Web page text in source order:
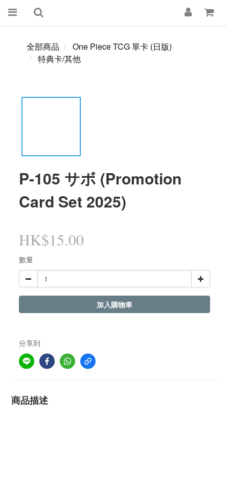
全部商品
One Piece TCG 單卡 (日版)
特典卡/其他
P-105 サボ (Promotion
Card Set 2025)
HK$15.00
數量
加入購物車
分享到
商品描述